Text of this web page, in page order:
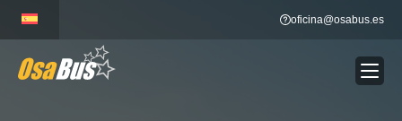
content
oficina@osabus.es